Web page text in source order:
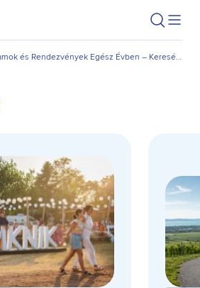
Keresés
Balatoni Programok és Rendezvények Egész Évben – Keresés Dátum és Kategória Szerint